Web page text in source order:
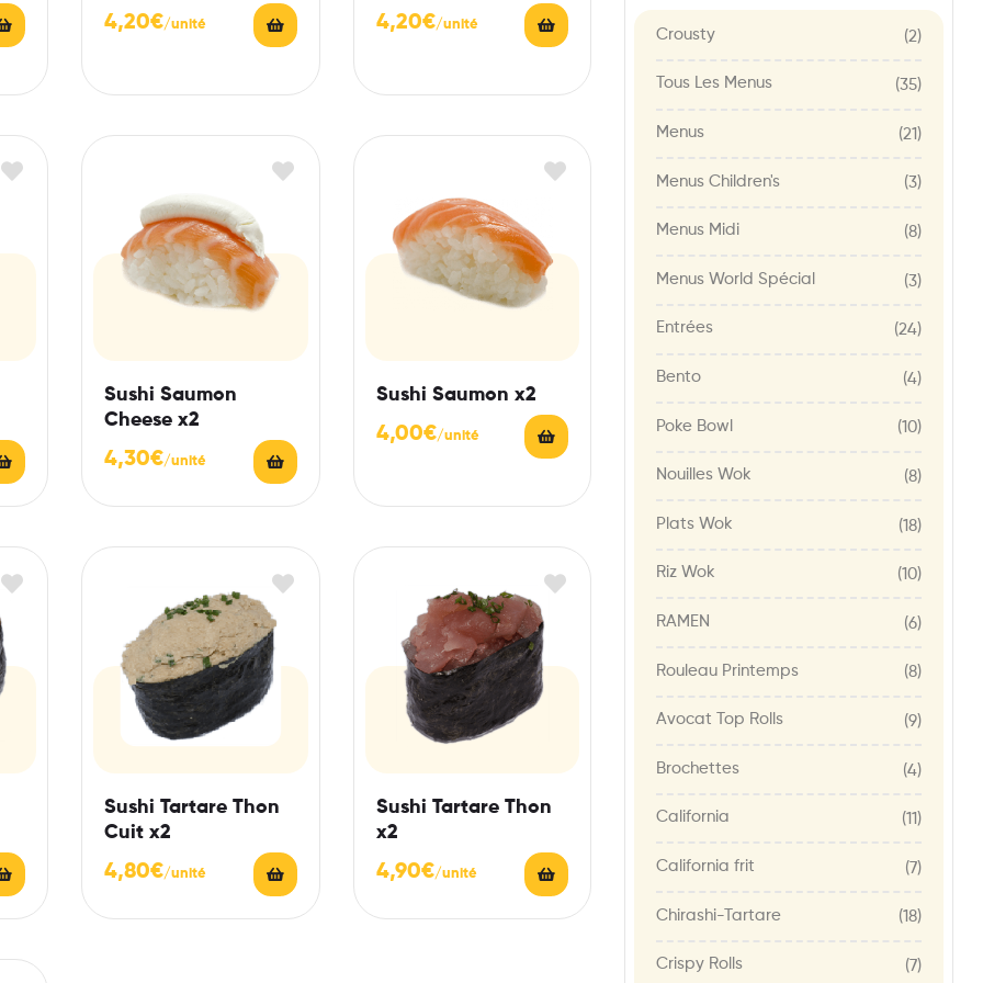
4,20€ 4,20€
Sushi Saumon
Cheese x2
4,30€
Sushi Saumon x2
4,00€
Sushi Tartare Thon
Cuit x2
4,80€
Sushi Tartare Thon
x2
4,90€
Crousty (2)
Tous Les Menus (35)
Menus (21)
Menus Children's (3)
Menus Midi (8)
Menus World Spécial (3)
Entrées (24)
Bento (4)
Poke Bowl (10)
Nouilles Wok (8)
Plats Wok (18)
Riz Wok (10)
RAMEN (6)
Rouleau Printemps (8)
Avocat Top Rolls (9)
Brochettes (4)
California (11)
California frit (7)
Chirashi-Tartare (18)
Crispy Rolls (7)